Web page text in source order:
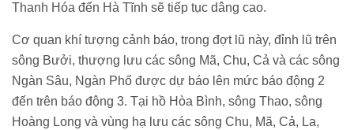
Thanh Hóa đến Hà Tĩnh sẽ tiếp tục dâng cao.
Cơ quan khí tượng cảnh báo, trong đợt lũ này, đỉnh lũ trên
sông Bưởi, thượng lưu các sông Mã, Chu, Cả và các sông
Ngàn Sâu, Ngàn Phố được dự báo lên mức báo động 2
đến trên báo động 3. Tại hồ Hòa Bình, sông Thao, sông
Hoàng Long và vùng hạ lưu các sông Chu, Mã, Cả, La,